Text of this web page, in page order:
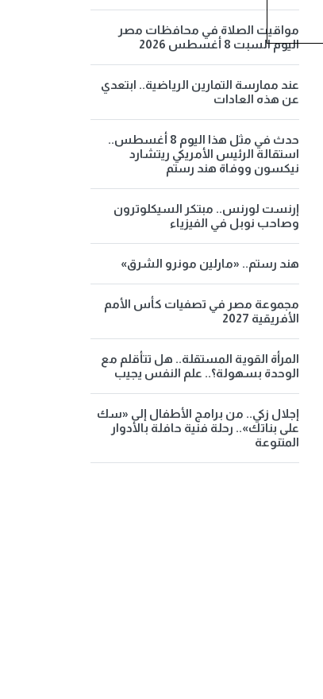
مواقيت الصلاة في محافظات مصر
اليوم السبت 8 أغسطس 2026
عند ممارسة التمارين الرياضية.. ابتعدي
عن هذه العادات
حدث في مثل هذا اليوم 8 أغسطس..
استقالة الرئيس الأمريكي ريتشارد
نيكسون ووفاة هند رستم
إرنست لورنس.. مبتكر السيكلوترون
وصاحب نوبل في الفيزياء
هند رستم.. «مارلين مونرو الشرق»
مجموعة مصر في تصفيات كأس الأمم
الأفريقية 2027
المرأة القوية المستقلة.. هل تتأقلم مع
الوحدة بسهولة؟.. علم النفس يجيب
إجلال زكي.. من برامج الأطفال إلى «سك
على بناتك».. رحلة فنية حافلة بالأدوار
المتنوعة